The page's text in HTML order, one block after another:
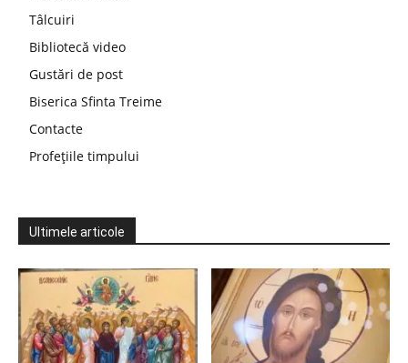
Tâlcuiri
Bibliotecă video
Gustări de post
Biserica Sfinta Treime
Contacte
Profețiile timpului
Ultimele articole